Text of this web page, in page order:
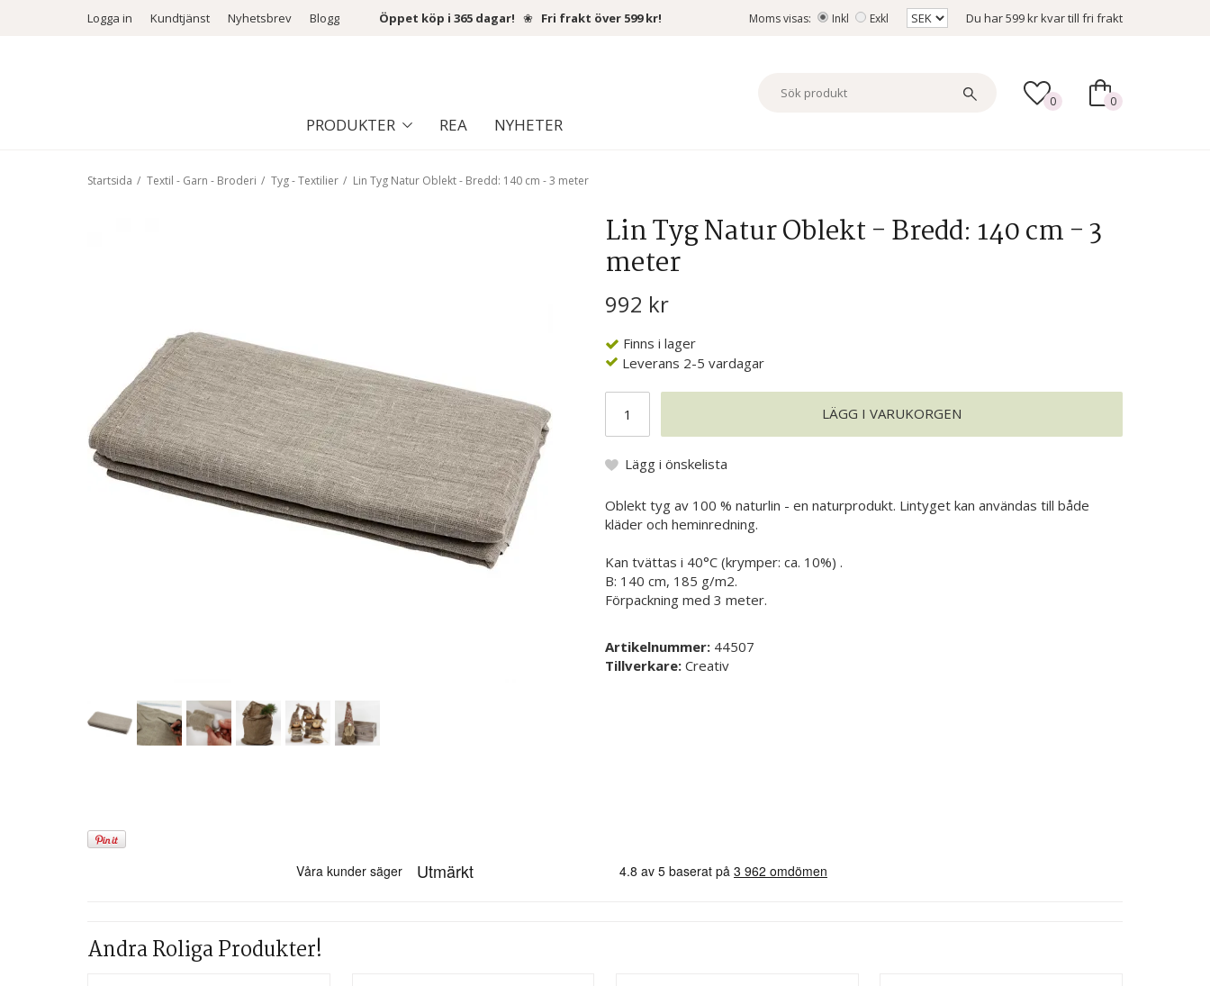
Logga in Kundtjänst Nyhetsbrev Blogg Öppet köp i 365 dagar! ❀ Fri frakt över 599 kr! Moms visas: Inkl Exkl Du har599 krkvar till fri frakt
PRODUKTER REA NYHETER
0 0
Startsida / Textil - Garn - Broderi / Tyg - Textilier / Lin Tyg Natur Oblekt - Bredd: 140 cm - 3 meter
Lin Tyg Natur Oblekt - Bredd: 140 cm - 3
meter
992 kr
Finns i lager
Leverans 2-5 vardagar
LÄGG I VARUKORGEN
Lägg i önskelista
Oblekt tyg av 100 % naturlin - en naturprodukt. Lintyget kan användas till både
kläder och heminredning.
Kan tvättas i 40°C (krymper: ca. 10%) .
B: 140 cm, 185 g/m2.
Förpackning med 3 meter.
Artikelnummer: 44507
Tillverkare: Creativ
Andra Roliga Produkter!